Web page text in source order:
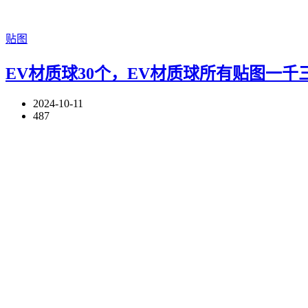
贴图
EV材质球30个，EV材质球所有贴图一千
2024-10-11
487